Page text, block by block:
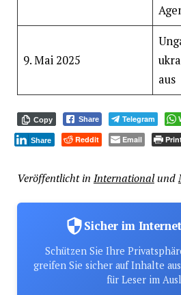
9. Mai 2025
aus
Copy Share Telegram
Share Reddit Email
Veröffentlicht in Internationalund
Sicher im
Schützen Sie Ihre
greifen Sie sicher auf Inhalte
für Leser im